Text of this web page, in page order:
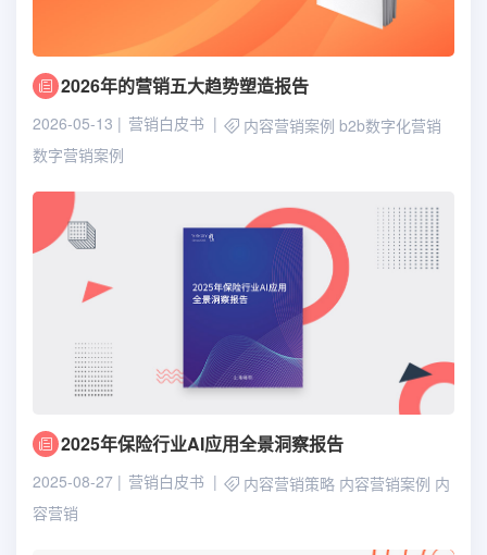
2026年的营销五大趋势塑造报告
2026-05-13 营销白皮书 内容营销案例 b2b数字化营销
数字营销案例
2025年保险行业AI应用全景洞察报告
2025-08-27 营销白皮书 内容营销策略 内容营销案例 内
容营销